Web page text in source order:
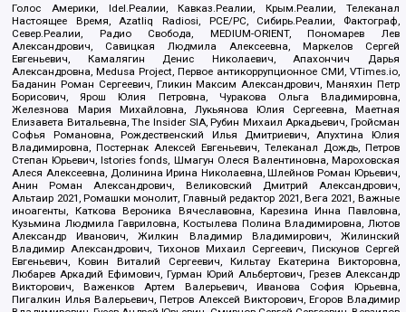
Голос Америки, Idel.Реалии, Кавказ.Реалии, Крым.Реалии, Телеканал
Настоящее Время, Azatliq Radiosi, PCE/PC, Сибирь.Реалии, Фактограф,
Север.Реалии, Радио Свобода, MEDIUM-ORIENT, Пономарев Лев
Александрович, Савицкая Людмила Алексеевна, Маркелов Сергей
Евгеньевич, Камалягин Денис Николаевич, Апахончич Дарья
Александровна, Medusa Project, Первое антикоррупционное СМИ, VTimes.io,
Баданин Роман Сергеевич, Гликин Максим Александрович, Маняхин Петр
Борисович, Ярош Юлия Петровна, Чуракова Ольга Владимировна,
Железнова Мария Михайловна, Лукьянова Юлия Сергеевна, Маетная
Елизавета Витальевна, The Insider SIA, Рубин Михаил Аркадьевич, Гройсман
Софья Романовна, Рождественский Илья Дмитриевич, Апухтина Юлия
Владимировна, Постернак Алексей Евгеньевич, Телеканал Дождь, Петров
Степан Юрьевич, Istories fonds, Шмагун Олеся Валентиновна, Мароховская
Алеся Алексеевна, Долинина Ирина Николаевна, Шлейнов Роман Юрьевич,
Анин Роман Александрович, Великовский Дмитрий Александрович,
Альтаир 2021, Ромашки монолит, Главный редактор 2021, Вега 2021, Важные
иноагенты, Каткова Вероника Вячеславовна, Карезина Инна Павловна,
Кузьмина Людмила Гавриловна, Костылева Полина Владимировна, Лютов
Александр Иванович, Жилкин Владимир Владимирович, Жилинский
Владимир Александрович, Тихонов Михаил Сергеевич, Пискунов Сергей
Евгеньевич, Ковин Виталий Сергеевич, Кильтау Екатерина Викторовна,
Любарев Аркадий Ефимович, Гурман Юрий Альбертович, Грезев Александр
Викторович, Важенков Артем Валерьевич, Иванова София Юрьевна,
Пигалкин Илья Валерьевич, Петров Алексей Викторович, Егоров Владимир